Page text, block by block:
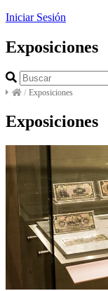
Iniciar Sesión
Exposiciones
/ Exposiciones
Exposiciones